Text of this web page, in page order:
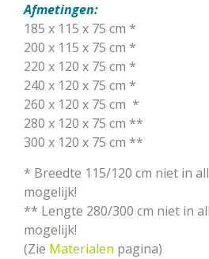
Afmetingen:
185 x 115 x 75 cm *
200 x 115 x 75 cm *
220 x 120 x 75 cm *
240 x 120 x 75 cm *
260 x 120 x 75 cm *
280 x 120 x 75 cm **
300 x 120 x 75 cm **
* Breedte 115/120 cm niet in
mogelijk!
** Lengte 280/300 cm niet in
mogelijk!
(Zie Materialen pagina)